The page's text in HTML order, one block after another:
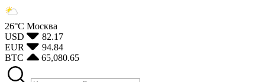
26°С Москва
USD
82.17
EUR
94.84
BTC
65,080.65